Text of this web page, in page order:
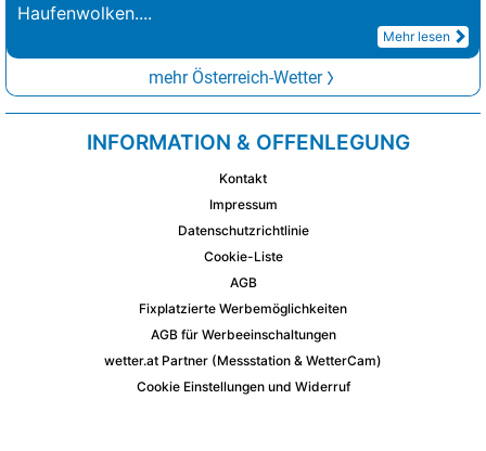
Haufenwolken....
Mehr lesen
mehr Österreich-Wetter
INFORMATION & OFFENLEGUNG
Kontakt
Impressum
Datenschutzrichtlinie
Cookie-Liste
AGB
Fixplatzierte Werbemöglichkeiten
AGB für Werbeeinschaltungen
wetter.at Partner (Messstation & WetterCam)
Cookie Einstellungen und Widerruf